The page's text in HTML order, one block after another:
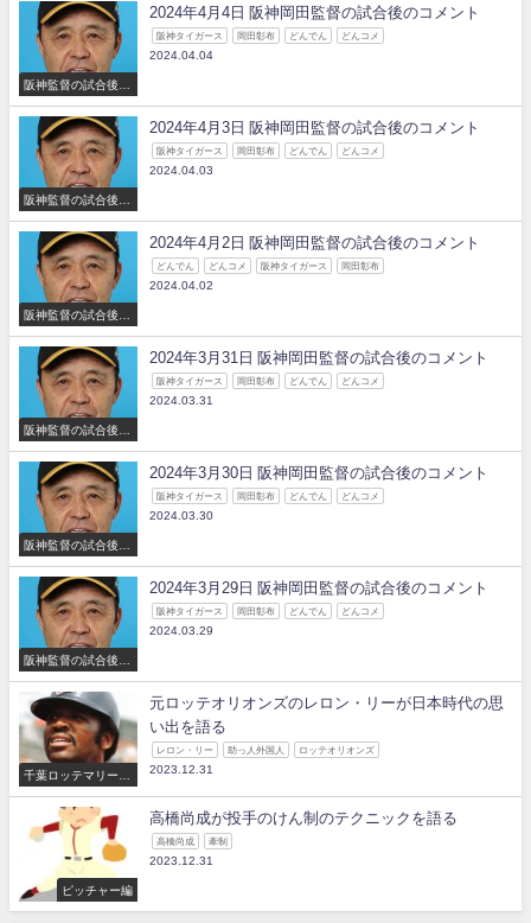
阪神監督の試合後の
コメント
2024年4月4日 阪神岡田監督の試合後のコメント
阪神タイガース 岡田彰布 どんでん どんコメ
2024.04.04
阪神監督の試合後の
コメント
2024年4月3日 阪神岡田監督の試合後のコメント
阪神タイガース 岡田彰布 どんでん どんコメ
2024.04.03
阪神監督の試合後の
コメント
2024年4月2日 阪神岡田監督の試合後のコメント
どんでん どんコメ 阪神タイガース 岡田彰布
2024.04.02
阪神監督の試合後の
コメント
2024年3月31日 阪神岡田監督の試合後のコメント
阪神タイガース 岡田彰布 どんでん どんコメ
2024.03.31
阪神監督の試合後の
コメント
2024年3月30日 阪神岡田監督の試合後のコメント
阪神タイガース 岡田彰布 どんでん どんコメ
2024.03.30
阪神監督の試合後の
コメント
2024年3月29日 阪神岡田監督の試合後のコメント
阪神タイガース 岡田彰布 どんでん どんコメ
2024.03.29
千葉ロッテマリーン
ズ
元ロッテオリオンズのレロン・リーが日本時代の思
い出を語る
レロン・リー 助っ人外国人 ロッテオリオンズ
2023.12.31
ピッチャー編
高橋尚成が投手のけん制のテクニックを語る
高橋尚成 牽制
2023.12.31